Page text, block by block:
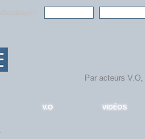
V.O VIDÉOS